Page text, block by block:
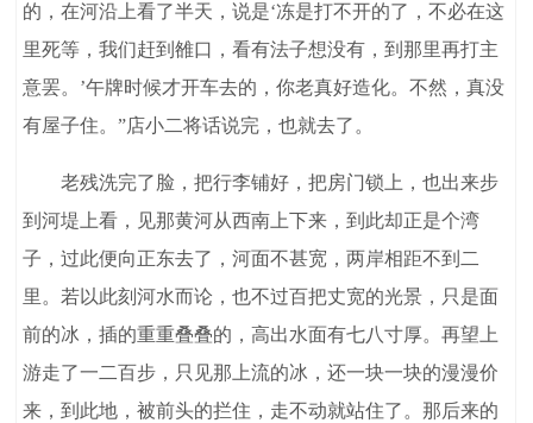
的，在河沿上看了半天，说是‘冻是打不开的了，不必在这
里死等，我们赶到雒口，看有法子想没有，到那里再打主
意罢。’午牌时候才开车去的，你老真好造化。不然，真没
有屋子住。”店小二将话说完，也就去了。
老残洗完了脸，把行李铺好，把房门锁上，也出来步
到河堤上看，见那黄河从西南上下来，到此却正是个湾
子，过此便向正东去了，河面不甚宽，两岸相距不到二
里。若以此刻河水而论，也不过百把丈宽的光景，只是面
前的冰，插的重重叠叠的，高出水面有七八寸厚。再望上
游走了一二百步，只见那上流的冰，还一块一块的漫漫价
来，到此地，被前头的拦住，走不动就站住了。那后来的